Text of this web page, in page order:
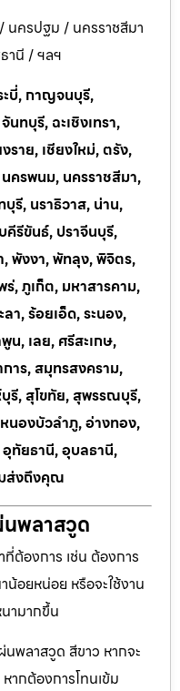
ครปฐม / นครราชสีมา
านี / ฯลฯ
ะบี่, กาญจนบุรี,
ทบุรี, ฉะเชิงเทรา,
าย, เชียงใหม่, ตรัง,
ครพนม, นครราชสีมา,
รี, นราธิวาส, น่าน,
คีรีขันธ์, ปราจีนบุรี,
, พังงา, พัทลุง, พิจิตร,
, ภูเก็ต, มหาสารคาม,
า, ร้อยเอ็ด, ระนอง,
น, เลย, ศรีสะเกษ,
าร, สมุทรสงคราม,
รี, สุโขทัย, สุพรรณบุรี,
นองบัวลำภู, อ่างทอง,
ทัยธานี, อุบลธานี,
ส่งถึงคุณ
นพลาสวูด
ต้องการ เช่น ต้องการ
น้อยหน่อย หรือจะใช้งาน
ามากขึ้น
นพลาสวูด สีขาว หากจะ
ากต้องการโทนเข้ม